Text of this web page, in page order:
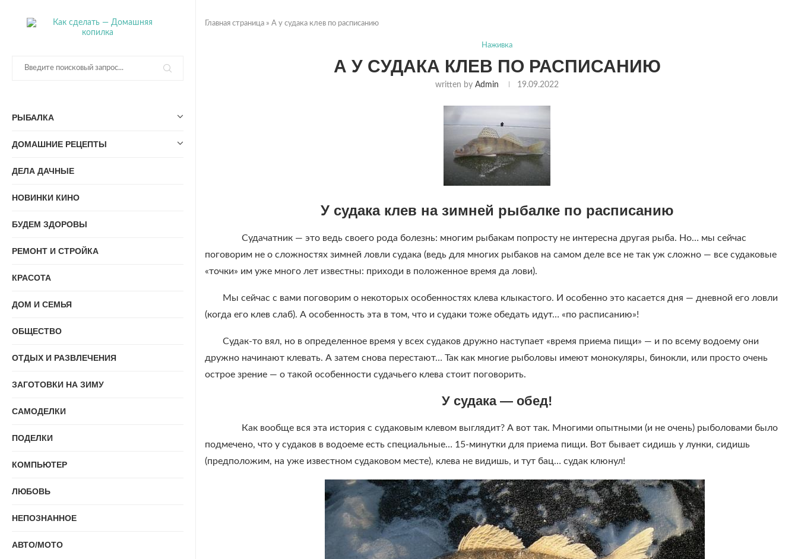
РЫБАЛКА
ДОМАШНИЕ РЕЦЕПТЫ
ДЕЛА ДАЧНЫЕ
НОВИНКИ КИНО
БУДЕМ ЗДОРОВЫ
РЕМОНТ И СТРОЙКА
КРАСОТА
ДОМ И СЕМЬЯ
ОБЩЕСТВО
ОТДЫХ И РАЗВЛЕЧЕНИЯ
ЗАГОТОВКИ НА ЗИМУ
САМОДЕЛКИ
ПОДЕЛКИ
КОМПЬЮТЕР
ЛЮБОВЬ
НЕПОЗНАННОЕ
АВТО/МОТО
Главная страница » А у судака клев по расписанию
Наживка
А У СУДАКА КЛЕВ ПО РАСПИСАНИЮ
written by Admin 19.09.2022
У судака клев на зимней рыбалке по расписанию
Судачатник — это ведь своего рода болезнь: многим рыбакам попросту не интересна другая рыба. Но… мы сейчас
поговорим не о сложностях зимней ловли судака (ведь для многих рыбаков на самом деле все не так уж сложно — все судаковые
«точки» им уже много лет известны: приходи в положенное время да лови).
Мы сейчас с вами поговорим о некоторых особенностях клева клыкастого. И особенно это касается дня — дневной его ловли
(когда его клев слаб). А особенность эта в том, что и судаки тоже обедать идут… «по расписанию»!
Судак-то вял, но в определенное время у всех судаков дружно наступает «время приема пищи» — и по всему водоему они
дружно начинают клевать. А затем снова перестают… Так как многие рыболовы имеют монокуляры, бинокли, или просто очень
острое зрение — о такой особенности судачьего клева стоит поговорить.
У судака — обед!
Как вообще вся эта история с судаковым клевом выглядит? А вот так. Многими опытными (и не очень) рыболовами было
подмечено, что у судаков в водоеме есть специальные… 15-минутки для приема пищи. Вот бывает сидишь у лунки, сидишь
(предположим, на уже известном судаковом месте), клева не видишь, и тут бац… судак клюнул!